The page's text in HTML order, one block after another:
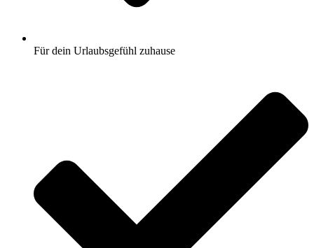
Für dein Urlaubsgefühl zuhause